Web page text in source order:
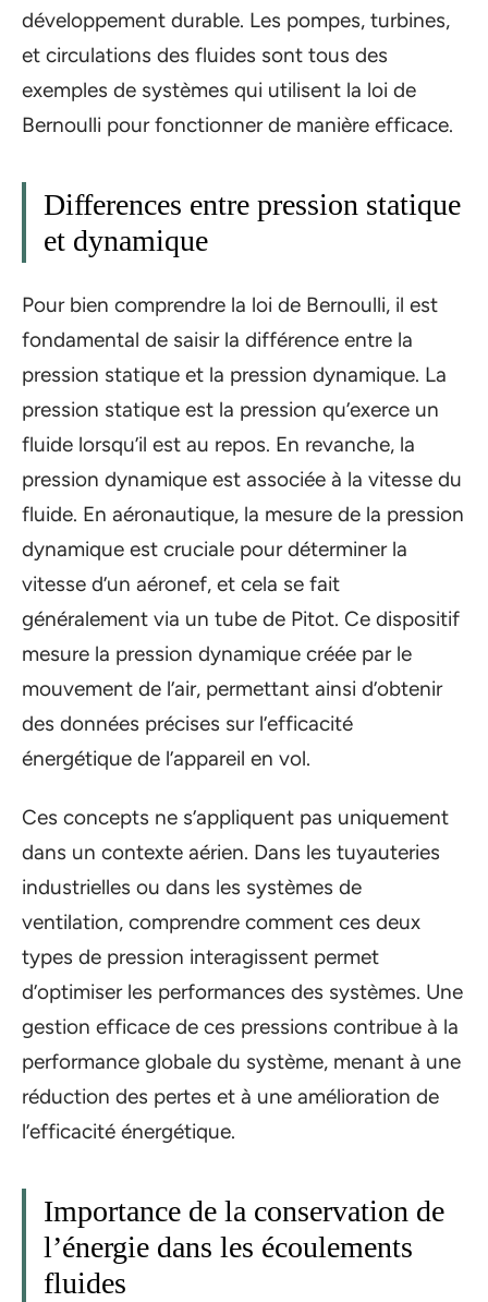
développement durable. Les pompes, turbines,
et circulations des fluides sont tous des
exemples de systèmes qui utilisent la loi de
Bernoulli pour fonctionner de manière efficace.
Differences entre pression statique
et dynamique
Pour bien comprendre la loi de Bernoulli, il est
fondamental de saisir la différence entre la
pression statique et la pression dynamique. La
pression statique est la pression qu’exerce un
fluide lorsqu’il est au repos. En revanche, la
pression dynamique est associée à la vitesse du
fluide. En aéronautique, la mesure de la pression
dynamique est cruciale pour déterminer la
vitesse d’un aéronef, et cela se fait
généralement via un tube de Pitot. Ce dispositif
mesure la pression dynamique créée par le
mouvement de l’air, permettant ainsi d’obtenir
des données précises sur l’efficacité
énergétique de l’appareil en vol.
Ces concepts ne s’appliquent pas uniquement
dans un contexte aérien. Dans les tuyauteries
industrielles ou dans les systèmes de
ventilation, comprendre comment ces deux
types de pression interagissent permet
d’optimiser les performances des systèmes. Une
gestion efficace de ces pressions contribue à la
performance globale du système, menant à une
réduction des pertes et à une amélioration de
l’efficacité énergétique.
Importance de la conservation de
l’énergie dans les écoulements
fluides